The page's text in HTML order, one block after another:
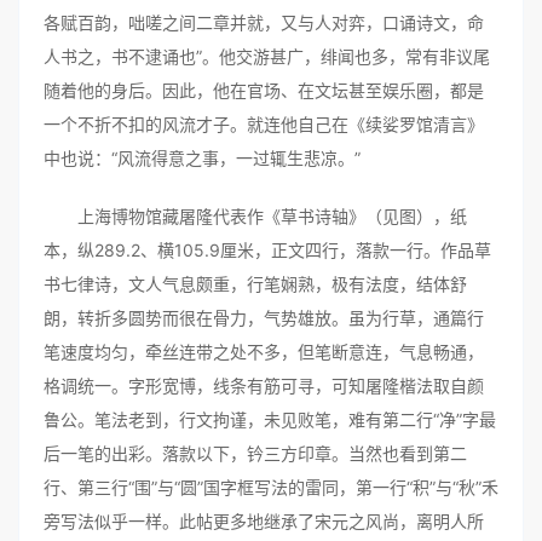
各赋百韵，咄嗟之间二章并就，又与人对弈，口诵诗文，命
人书之，书不逮诵也”。他交游甚广，绯闻也多，常有非议尾
随着他的身后。因此，他在官场、在文坛甚至娱乐圈，都是
一个不折不扣的风流才子。就连他自己在《续娑罗馆清言》
中也说：“风流得意之事，一过辄生悲凉。”
上海博物馆藏屠隆代表作《草书诗轴》（见图），纸
本，纵289.2、横105.9厘米，正文四行，落款一行。作品草
书七律诗，文人气息颇重，行笔娴熟，极有法度，结体舒
朗，转折多圆势而很在骨力，气势雄放。虽为行草，通篇行
笔速度均匀，牵丝连带之处不多，但笔断意连，气息畅通，
格调统一。字形宽博，线条有筋可寻，可知屠隆楷法取自颜
鲁公。笔法老到，行文拘谨，未见败笔，难有第二行“净”字最
后一笔的出彩。落款以下，钤三方印章。当然也看到第二
行、第三行“围”与“圆”国字框写法的雷同，第一行“积”与“秋”禾
旁写法似乎一样。此帖更多地继承了宋元之风尚，离明人所